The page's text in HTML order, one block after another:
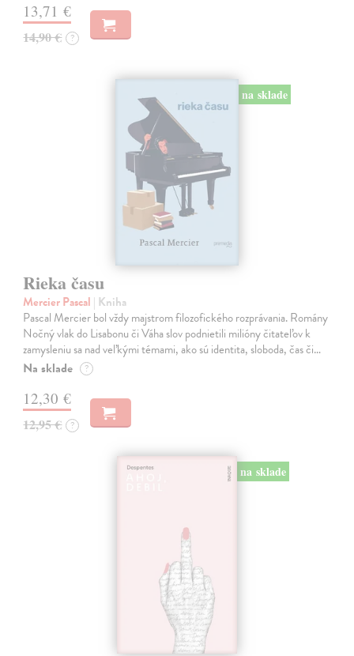
13,71 €
14,90 € ?
na sklade
Rieka času
Mercier Pascal | Kniha
Pascal Mercier bol vždy majstrom filozofického rozprávania. Romány
Nočný vlak do Lisabonu či Váha slov podnietili milióny čitateľov k
zamysleniu sa nad veľkými témami, ako sú identita, sloboda, čas či…
Na sklade ?
12,30 €
12,95 € ?
na sklade